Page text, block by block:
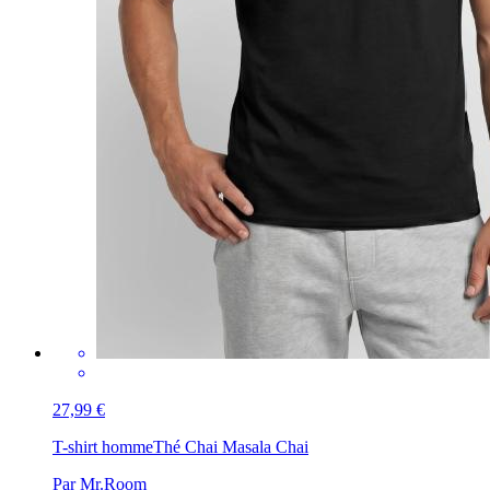
27,99 €
T-shirt hommeThé Chai Masala Chai
Par Mr.Room